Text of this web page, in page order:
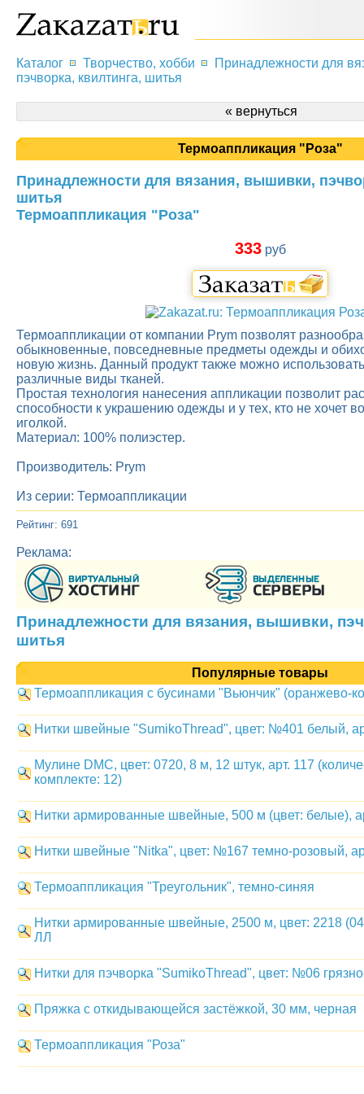
Каталог Творчество, хобби
Принадлежности для
пэчворка, квилтинга, шитья
« вернуться
Термоаппликация "Роза"
Принадлежности для вязания, вышивки,
шитья
Термоаппликация "Роза"
333руб
Термоаппликации от компании Prym позволят
обыкновенные, повседневные предметы одежды и
новую жизнь. Данный продукт также можно
различные виды тканей.
Простая технология нанесения аппликации позволит
способности к украшению одежды и у тех, кто не хочет
иголкой.
Материал: 100% полиэстер.
Производитель: Prym
Из серии: Термоаппликации
Рейтинг: 691
Реклама:
Принадлежности для вязания, вышивки,
шитья
Популярные товары
Термоаппликация с бусинами "Вьюнчик" (оранжево-
Нитки швейные "SumikoThread", цвет: №401 белый,
Мулине DMC, цвет: 0720, 8 м, 12 штук, арт. 117
комплекте: 12)
Нитки армированные швейные, 500 м (цвет: белые),
Нитки швейные "Nitka", цвет: №167 темно-розовый,
Термоаппликация "Треугольник", темно-синяя
Нитки армированные швейные, 2500 м, цвет: 2218
ЛЛ
Нитки для пэчворка "SumikoThread", цвет: №06
Пряжка с откидывающейся застёжкой, 30 мм, черная
Термоаппликация "Роза"